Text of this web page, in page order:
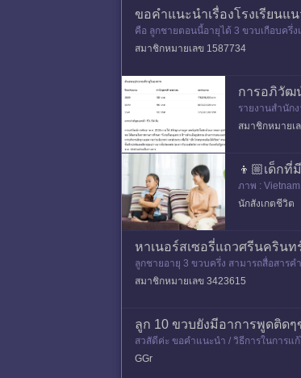
ขอคำแนะนำเรื่องโรงเรียนแ
คือ ลูกชายตอนนี้อายุได้ 3 ขวบเกือบครึ่
นรู้อย่างสมวัย แต่ไปสอบ
สมาชิกหมายเลข 1587734
การอภิวัฒ
รายงานสำนัก
ใต้หลักปรัชญา
สมาชิกหมายเ
👦🏼เด็ก
ภาพ :
โตอย่างมีควา
นักสังเกตชีวิต
หาเนอร์สเซอรี่แถวศรีนคริน
ลูกชายอายุ 3 ขวบครึ่ง สามารถสื่อสาร
บกินยา และฝาก
สมาชิกหมายเลข 3423615
ลูก 10 ขวบยังมีอาการพูดติด
สวสัดีค่ะ ขอคำแนะนำ / วิธีการในการแ
นื่องจากน้องเฟมมีอาการ
GGr